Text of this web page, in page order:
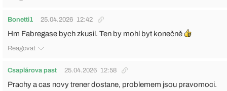
Bonetti1 25.04.2026 12:42
Hm Fabregase bych zkusil. Ten by mohl byt konečně
Reagovat
Csaplárova past 25.04.2026 12:58
Prachy a cas novy trener dostane, problemem jsou pravomoci.